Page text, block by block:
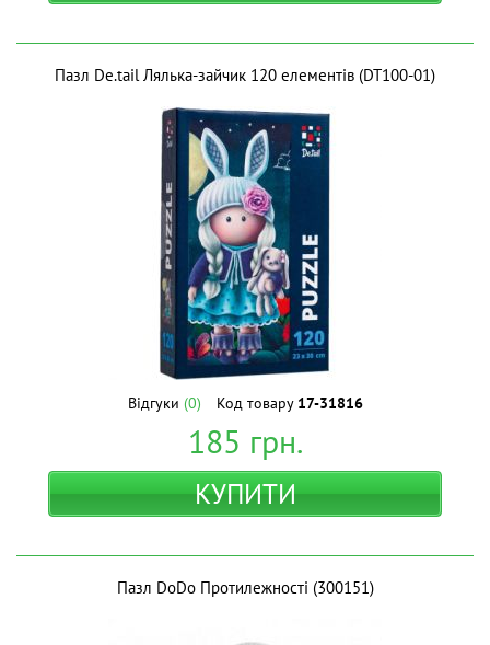
Пазл De.tail Лялька-зайчик 120 елементів (DT100-01)
Відгуки (0) Код товару 17-31816
185 грн.
КУПИТИ
Пазл DoDo Протилежності (300151)